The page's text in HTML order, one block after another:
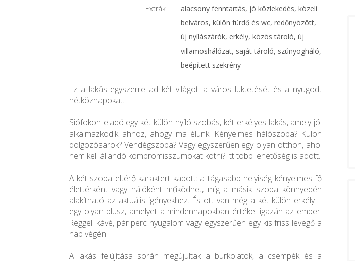
Extrák
alacsony fenntartás, jó közlekedés, közeli
belváros, külön fürdő és wc, redőnyözött,
új nyílászárók, erkély, közös tároló, új
villamoshálózat, saját tároló, szúnyogháló,
beépített szekrény
Ez a lakás egyszerre ad két világot: a város lüktetését és a nyugodt
hétköznapokat.
Siófokon eladó egy két külön nyíló szobás, két erkélyes lakás, amely jól
alkalmazkodik ahhoz, ahogy ma élünk. Kényelmes hálószoba? Külön
dolgozósarok? Vendégszoba? Vagy egyszerűen egy olyan otthon, ahol
nem kell állandó kompromisszumokat kötni? Itt több lehetőség is adott.
A két szoba eltérő karaktert kapott: a tágasabb helyiség kényelmes fő
élettérként vagy hálóként működhet, míg a másik szoba könnyedén
alakítható az aktuális igényekhez. És ott van még a két külön erkély –
egy olyan plusz, amelyet a mindennapokban értékel igazán az ember.
Reggeli kávé, pár perc nyugalom vagy egyszerűen egy kis friss levegő a
nap végén.
A lakás felújítása során megújultak a burkolatok, a csempék és a